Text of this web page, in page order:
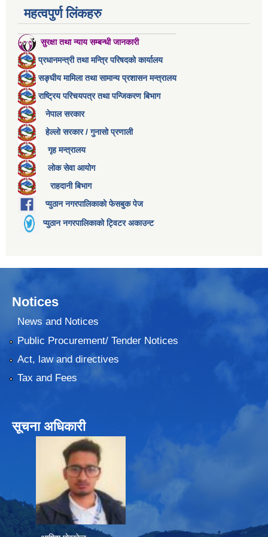
महत्वपुर्ण लिंकहरु
सुरक्षा तथा न्याय सम्बन्धी जानकारी
प्रधानमन्त्री तथा मन्त्रि परिषदको कार्यालय
सङ्घीय मामिला तथा सामान्य प्रशासन मन्त्रालय
राष्ट्रिय परिचयपत्र तथा पन्जिकरण बिभाग
नेपाल सरकार
हेल्लो सरकार / गुनासो प्रणाली
गृह मन्त्रालय
लोक सेवा आयोग
राहदानी बिभाग
प्युठान नगरपालिकाको फेसबुक पेज
प्युठान नगरपालिकाको ट्विटर अकाउन्ट
Notices
News and Notices
Public Procurement/ Tender Notices
Act, law and directives
Tax and Fees
सूचना अधिकारी